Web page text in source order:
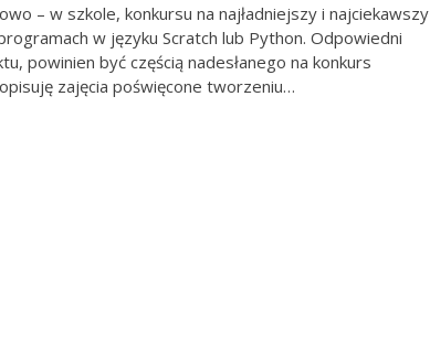
– w szkole, konkursu na najładniejszy i najciekawszy
w języku Scratch lub Python. Odpowiedni
powinien być częścią nadesłanego na konkurs
zajęcia poświęcone tworzeniu…